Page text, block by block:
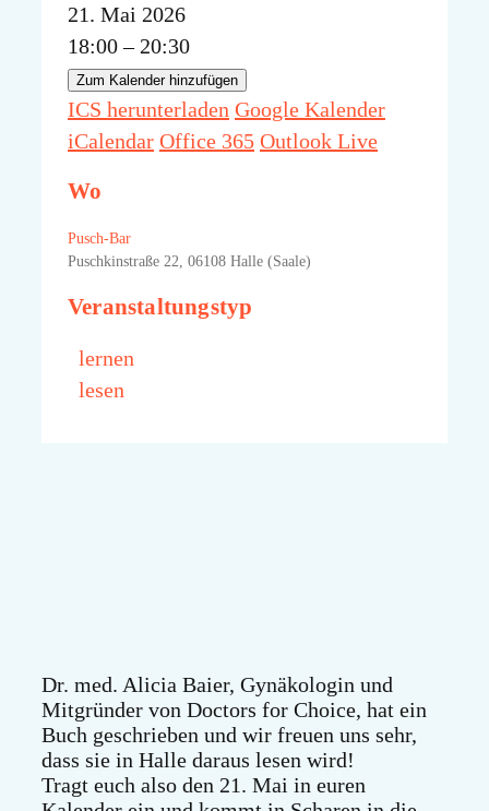
21. Mai 2026
18:00 – 20:30
Zum Kalender hinzufügen
ICS herunterladen Google Kalender
iCalendar Office 365 Outlook Live
Wo
Pusch-Bar
Puschkinstraße 22, 06108 Halle (Saale)
Veranstaltungstyp
lernen
lesen
Dr. med. Alicia Baier, Gynäkologin und
Mitgründer von Doctors for Choice, hat ein
Buch geschrieben und wir freuen uns sehr,
dass sie in Halle daraus lesen wird!
Tragt euch also den 21. Mai in euren